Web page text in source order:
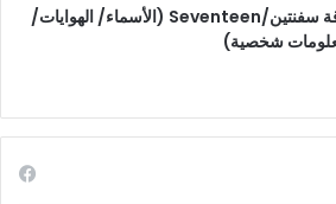
فرقة سفنتين/Seventeen (الأسماء/ الهوايات/
شخصية)